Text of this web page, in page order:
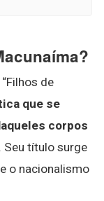
de
que se
corpos
. Seu título surge
o nacionalismo